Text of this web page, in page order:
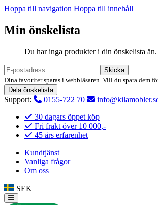
Hoppa till navigation Hoppa till innehåll
Min önskelista
Du har inga produkter i din önskelista än.
Skicka
Dina favoriter sparas i webbläsaren. Vill du spara
Dela önskelista
Support: 0155-722 70
30 dagars öppet köp
Fri frakt över 10 000,-
45 års erfarenhet
Kundtjänst
Vanliga frågor
Om oss
SEK